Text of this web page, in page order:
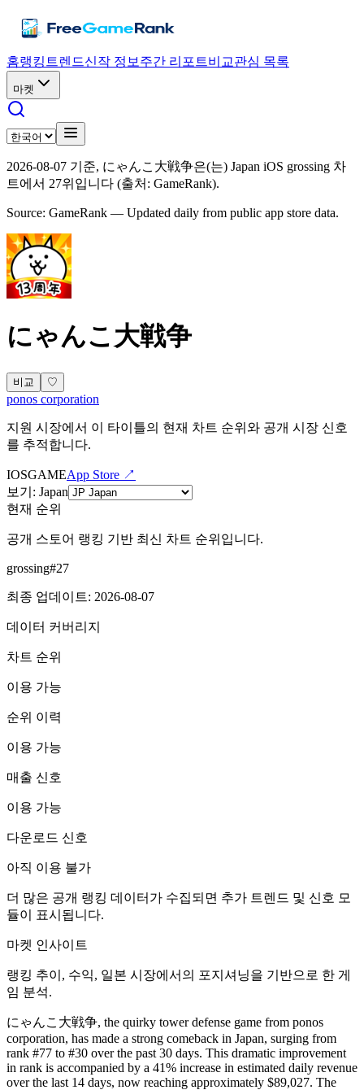
홈랭킹 트렌드신작 정보 주간 리포트비교관심 목록
마켓
2026-08-07 기준, にゃんこ大戦争은(는) Japan iOS grossing 차
트에서 27위입니다 (출처: GameRank).
Source: GameRank — Updated daily from public app store data.
にゃんこ大戦争
비교 ♡
ponos corporation
지원 시장에서 이 타이틀의 현재 차트 순위와 공개 시장 신호
를 추적합니다.
IOSGAMEApp Store ↗
보기 : Japan
현재 순위
공개 스토어 랭킹 기반 최신 차트 순위입니다.
grossing#27
최종 업데이트: 2026-08-07
데이터 커버리지
차트 순위
이용 가능
순위 이력
이용 가능
매출 신호
이용 가능
다운로드 신호
아직 이용 불가
더 많은 공개 랭킹 데이터가 수집되면 추가 트렌드 및 신호 모
듈이 표시됩니다.
마켓 인사이트
랭킹 추이, 수익, 일본 시장에서의 포지셔닝을 기반으로 한 게
임 분석.
にゃんこ大戦争, the quirky tower defense game from ponos
corporation, has made a strong comeback in Japan, surging from
rank #77 to #30 over the past 30 days. This dramatic improvement
in rank is accompanied by a 41% increase in estimated daily revenue
over the last 14 days, now reaching approximately $89,027. The